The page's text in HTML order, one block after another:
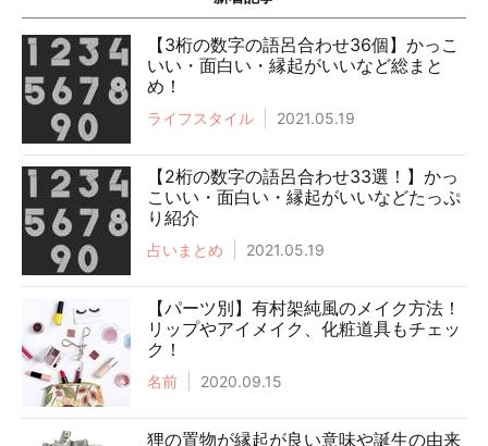
【3桁の数字の語呂合わせ36個】かっこ
いい・面白い・縁起がいいなど総まと
め！
ライフスタイル 2021.05.19
【2桁の数字の語呂合わせ33選！】かっ
こいい・面白い・縁起がいいなどたっぷ
り紹介
占いまとめ 2021.05.19
【パーツ別】有村架純風のメイク方法！
リップやアイメイク、化粧道具もチェッ
ク！
名前 2020.09.15
狸の置物が縁起が良い意味や誕生の由来